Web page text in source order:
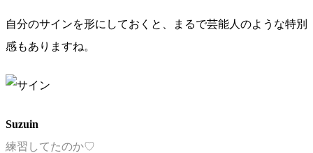
自分のサインを形にしておくと、まるで芸能人のような特別
感もありますね。
Suzuin
練習してたのか♡